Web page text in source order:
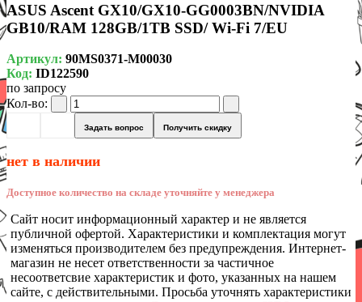
ASUS Ascent GX10/GX10-GG0003BN/NVIDIA
GB10/RAM 128GB/1TB SSD/ Wi-Fi 7/EU
Артикул: 90MS0371-M00030
Код: ID122590
по запросу
Кол-во:
Задать вопрос Получить скидку
нет в наличии
Доступное количество на складе уточняйте у менеджера
Сайт носит информационный характер и не является
публичной офертой. Характеристики и комплектация могут
изменяться производителем без предупреждения. Интернет-
магазин не несет ответственности за частичное
несоответсвие характеристик и фото, указанных на нашем
сайте, с действительными. Просьба уточнять характеристики